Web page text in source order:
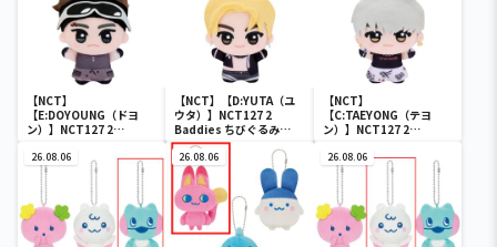
【NCT】
【E:DOYOUNG（ドヨ
ン）】NCT127 2
vol.1
【NCT】【D:YUTA（ユ
ウタ）】NCT127 2
Baddies ちびぐるみ
vol.1
【NCT】
【C:TAEYONG（テヨ
ン）】NCT127 2
vol.1
26.08.06 26.08.06 26.08.06